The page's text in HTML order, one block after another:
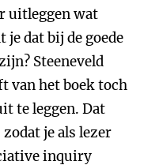
uitleggen wat
je dat bij de goede
Steeneveld
van het boek toch
te leggen. Dat
je als lezer
inquiry